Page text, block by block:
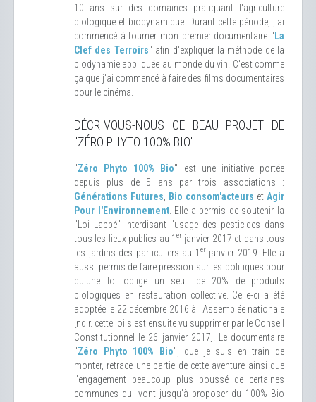
10 ans sur des domaines pratiquant l'agriculture
biologique et biodynamique. Durant cette période, j'ai
commencé à tourner mon premier documentaire " La
Clef des Terroirs" afin d'expliquer la méthode de la
biodynamie appliquée au monde du vin. C'est comme
ça que j'ai commencé à faire des films documentaires
pour le cinéma.
DÉCRIVOUS-NOUS CE BEAU PROJET DE
"ZÉRO PHYTO 100% BIO".
"Zéro Phyto 100% Bio" est une initiative portée
depuis plus de 5 ans par trois associations :
Générations Futures
Bio consom'acteurs et Agir
Pour l'Environnement. Elle a permis de soutenir la
"Loi Labbé" interdisant l'usage des pesticides dans
tous les lieux publics au 1 er janvier 2017 et dans tous
les jardins des particuliers au 1 er janvier 2019. Elle a
aussi permis de faire pression sur les politiques pour
qu'une loi oblige un seuil de 20% de produits
biologiques en restauration collective. Celle-ci a été
adoptée le 22 décembre 2016 à l'Assemblée nationale
[ndlr. cette loi s'est ensuite vu supprimer par le Conseil
Constitutionnel le 26 janvier 2017]. Le documentaire
"Zéro Phyto 100% Bio", que je suis en train de
monter, retrace une partie de cette aventure ainsi que
l'engagement beaucoup plus poussé de certaines
communes qui vont jusqu'à proposer du 100% Bio